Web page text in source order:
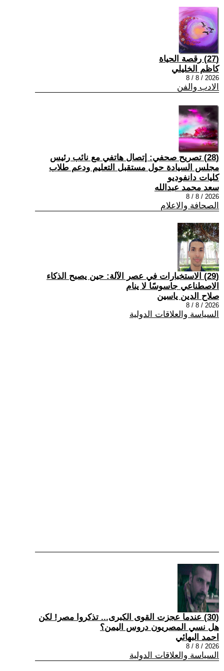
(27) رقصة الحياة
كاظم الخليلي
2026 / 8 / 8
الادب والفن
(28) تصريح صحفي: إتصال هاتفي مع نائب رئيس
مجلس السيادة حول مستقبل التعليم ودعم طلاب
كليات دانفوديو
سعد محمد عبدالله
2026 / 8 / 8
الصحافة والاعلام
(29) الاستخبارات في عصر الآلة: حين يصبح الذكاء
الاصطناعي جاسوسًا لا ينام
صلاح الدين ياسين
2026 / 8 / 8
السياسة والعلاقات الدولية
(30) عندما عجزت القوى الكبرى... تذكروا مصر! لكن
هل نسي المصريون دروس اليمن؟
احمد البهائي
2026 / 8 / 8
السياسة والعلاقات الدولية